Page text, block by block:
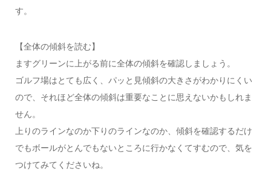
す。
【全体の傾斜を読む】
ますグリーンに上がる前に全体の傾斜を確認しましょう。
ゴルフ場はとても広く、パッと見傾斜の大きさがわかりにくい
ので、それほど全体の傾斜は重要なことに思えないかもしれま
せん。
上りのラインなのか下りのラインなのか、傾斜を確認するだけ
でもボールがとんでもないところに行かなくてすむので、気を
つけてみてくださいね。